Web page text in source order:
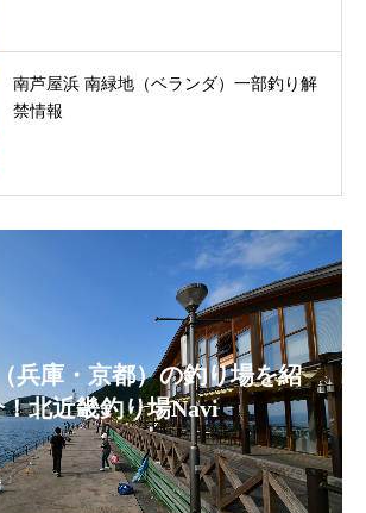
南芦屋浜 南緑地（ベランダ）一部釣り解
禁情報
兵庫・京都）の釣り場を紹
！北近畿釣り場Navi